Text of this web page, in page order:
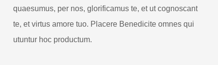
quaesumus, per nos, glorificamus te, et ut cognoscant
te, et virtus amore tuo. Placere Benedicite omnes qui
utuntur hoc productum.